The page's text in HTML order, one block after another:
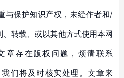
与保护知识产权，未经作者和/
转载、或以其他方式使用本网
章存在版权问题，烦请联系
我们将及时核实处理。文章来